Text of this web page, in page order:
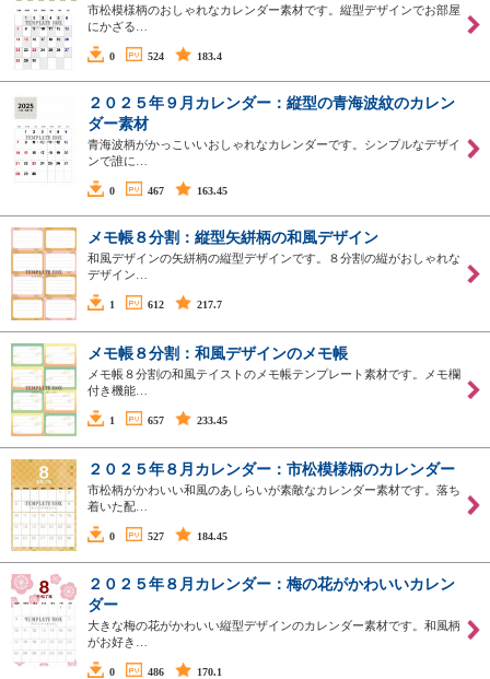
市松模様柄のおしゃれなカレンダー素材です。縦型デザインでお部屋
にかざる…
0 524 183.4
２０２５年９月カレンダー：縦型の青海波紋のカレン
ダー素材
青海波柄がかっこいいおしゃれなカレンダーです。シンプルなデザイ
ンで誰に…
0 467 163.45
メモ帳８分割：縦型矢絣柄の和風デザイン
和風デザインの矢絣柄の縦型デザインです。８分割の縦がおしゃれな
デザイン…
1 612 217.7
メモ帳８分割：和風デザインのメモ帳
メモ帳８分割の和風テイストのメモ帳テンプレート素材です。メモ欄
付き機能…
1 657 233.45
２０２５年８月カレンダー：市松模様柄のカレンダー
市松柄がかわいい和風のあしらいが素敵なカレンダー素材です。落ち
着いた配…
0 527 184.45
２０２５年８月カレンダー：梅の花がかわいいカレン
ダー
大きな梅の花がかわいい縦型デザインのカレンダー素材です。和風柄
がお好き…
0 486 170.1